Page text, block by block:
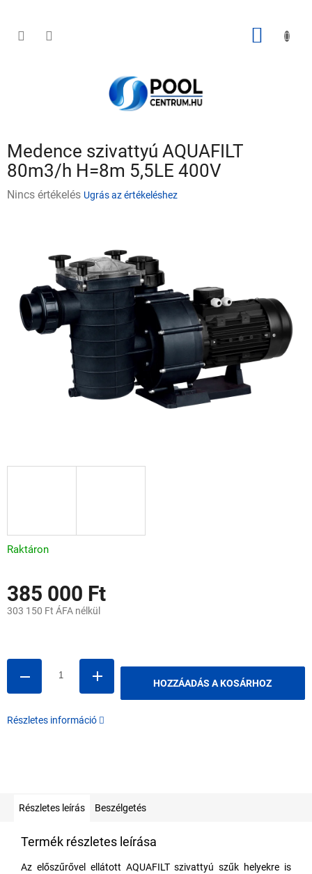
KOSÁR
Medence szivattyú AQUAFILT
80m3/h H=8m 5,5LE 400V
A
csillag.
Nincs értékelés Ugrás az értékeléshez
385 000 Ft
303 150 Ft ÁFA nélkül
Raktáron
HOZZÁADÁS A KOSÁRHOZ
Részletes információ
Részletes leírás Beszélgetés
Termék részletes leírása
Az előszűrővel ellátott AQUAFILT szivattyú szűk helyekre is